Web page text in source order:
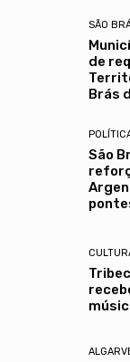
SÃO
de
Brás
São